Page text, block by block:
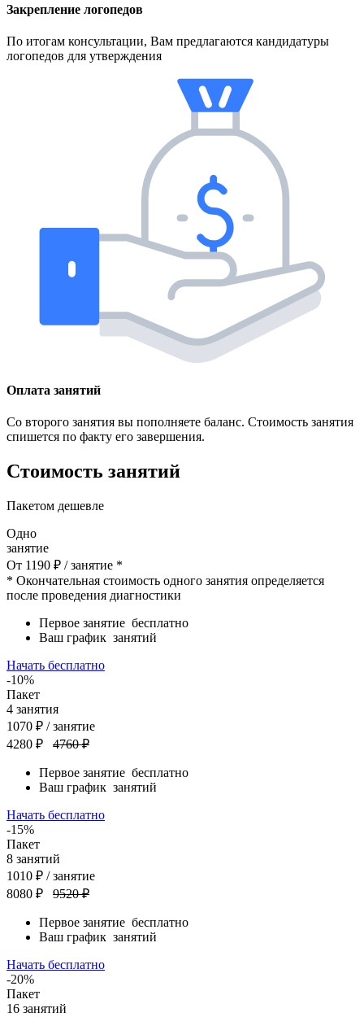
Закрепление логопедов
По итогам консультации, Вам предлагаются кандидатуры
логопедов для утверждения
Оплата занятий
Со второго занятия вы пополняете баланс. Стоимость занятия
спишется по факту его завершения.
Стоимость занятий
Пакетом дешевле
Одно
занятие
От 1190 ₽ / занятие *
* Окончательная стоимость одного занятия определяется
после проведения диагностики
Первое занятие бесплатно
Ваш график занятий
Начать бесплатно
-10%
Пакет
4 занятия
1070 ₽ / занятие
4280 ₽
4760 ₽
Первое занятие бесплатно
Ваш график занятий
Начать бесплатно
-15%
Пакет
8 занятий
1010 ₽ / занятие
8080 ₽
9520 ₽
Первое занятие бесплатно
Ваш график занятий
Начать бесплатно
-20%
Пакет
16 занятий